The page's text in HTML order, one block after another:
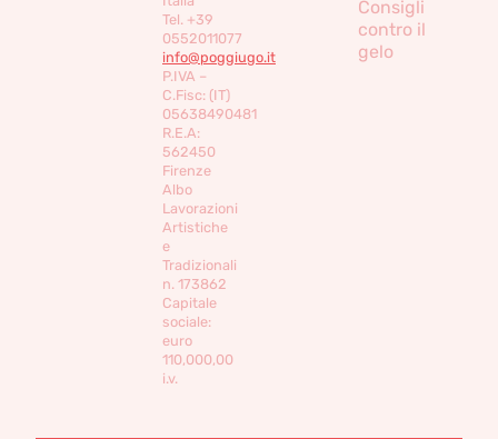
Tel. +39
0552011077
info@poggiugo.it
P.IVA –
C.Fisc: (IT)
05638490481
R.E.A:
562450
Firenze
Albo
Lavorazioni
Artistiche
e
Tradizionali
n. 173862
Capitale
sociale:
euro
110,000,00
i.v.
Consigli
contro il
gelo